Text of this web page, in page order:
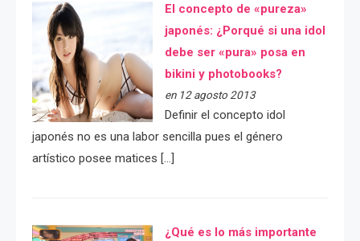
El concepto de «pureza»
japonés: ¿Porqué si una idol
debe ser «pura» posa en
bikini y photobooks?
en 12 agosto 2013
Definir el concepto idol
japonés no es una labor sencilla pues el género
artístico posee matices […]
¿Qué es lo más importante